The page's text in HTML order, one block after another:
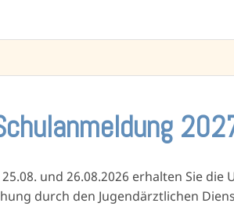
und 26.08.2026 erhalten Sie die
durch den Jugendärztlichen